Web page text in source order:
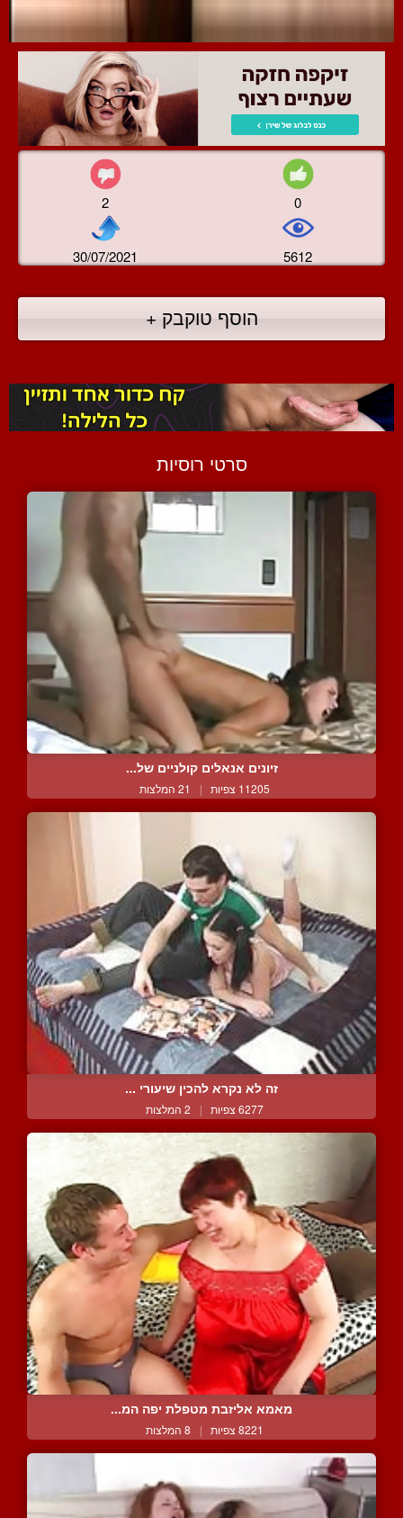
2 0
30/07/2021 5612
הוסף טוקבק +
סרטי רוסיות
זיונים אנאלים קולניים של...
11205 צפיות | 21 המלצות
זה לא נקרא להכין שיעורי ...
6277 צפיות | 2 המלצות
מאמא אליזבת מטפלת יפה המ...
8221 צפיות | 8 המלצות